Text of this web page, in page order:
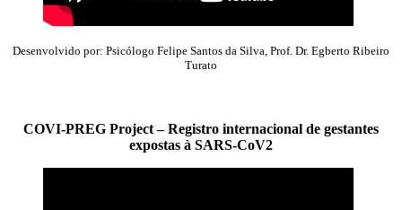
Desenvolvido por: Psicólogo Felipe Santos da Silva, Prof. Dr. Egberto Ribeiro
Turato
COVI-PREG Project – Registro internacional de gestantes
expostas à SARS-CoV2